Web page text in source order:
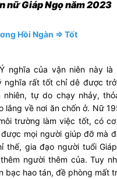
nữ Giáp Ngọ năm 2023
Hồi Ngàn ⇒ Tốt
nghĩa của vận niên này là
nghĩa rất tốt chỉ dê được
nhiên, tự do chạy nhảy,
lắng về nơi ăn chốn ở. Nữ
trường làm việc tốt, có
mọi người giúp đỡ mà
thế, gia đạo người tuổi
người thêm của. Tuy
bạc hao tán, đề phòng mất